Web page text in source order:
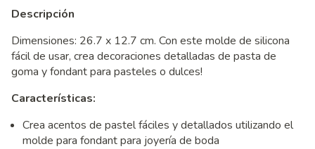
Descripción
Dimensiones: 26.7 x 12.7 cm. Con este molde de silicona
fácil de usar, crea decoraciones detalladas de pasta de
goma y fondant para pasteles o dulces!
Características:
Crea acentos de pastel fáciles y detallados utilizando el
molde para fondant para joyería de boda